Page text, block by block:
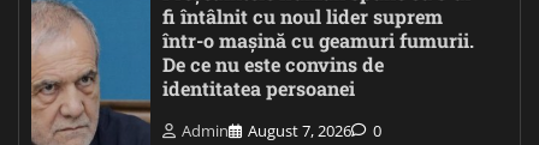
fi întâlnit cu noul lider suprem
într-o mașină cu geamuri fumurii.
De ce nu este convins de
identitatea persoanei
Admin August 7, 2026 0